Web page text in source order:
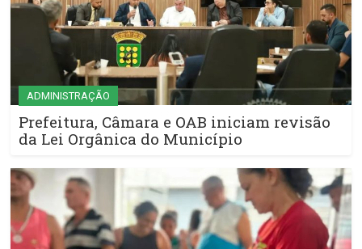
ADMINISTRAÇÃO
Prefeitura, Câmara e OAB iniciam revisão
da Lei Orgânica do Município